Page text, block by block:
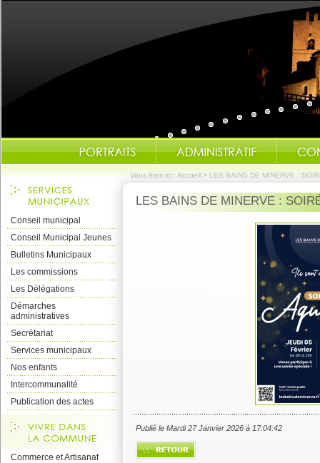
Vous êtes ici : Accueil > LES BAINS DE MINERVE :
Conseil municipal
Conseil Municipal Jeunes
Bulletins Municipaux
Les commissions
Les Délégations
Démarches
administratives
Secrétariat
Services municipaux
Nos enfants
Intercommunalité
Publication des actes
Commerce et Artisanat
LES BAINS DE MINERVE :
Publié le Mardi 27 Janvier 2026 à 17:04:42